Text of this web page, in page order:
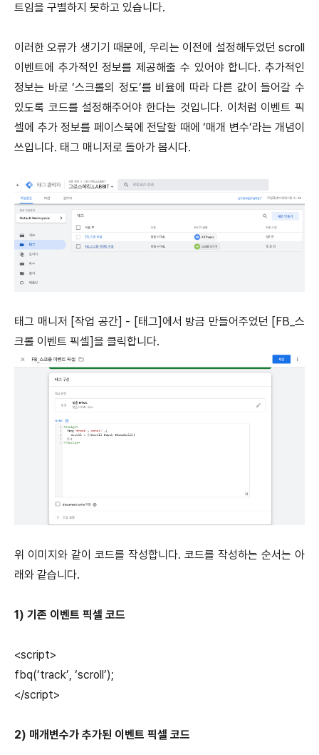
트임을 구별하지 못하고 있습니다.
이러한 오류가 생기기 때문에, 우리는 이전에 설정해두었던 scroll
이벤트에 추가적인 정보를 제공해줄 수 있어야 합니다. 추가적인
정보는 바로 ‘스크롤의 정도’를 비율에 따라 다른 값이 들어갈 수
있도록 코드를 설정해주어야 한다는 것입니다. 이처럼 이벤트 픽
셀에 추가 정보를 페이스북에 전달할 때에 ‘매개 변수’라는 개념이
쓰입니다. 태그 매니저로 돌아가 봅시다.
태그 매니저 [작업 공간] - [태그]에서 방금 만들어주었던 [FB_스
크롤 이벤트 픽셀]을 클릭합니다.
위 이미지와 같이 코드를 작성합니다. 코드를 작성하는 순서는 아
래와 같습니다.
1) 기존 이벤트 픽셀 코드
<script>
fbq(‘track’, ‘scroll’);
</script>
2) 매개변수가 추가된 이벤트 픽셀 코드